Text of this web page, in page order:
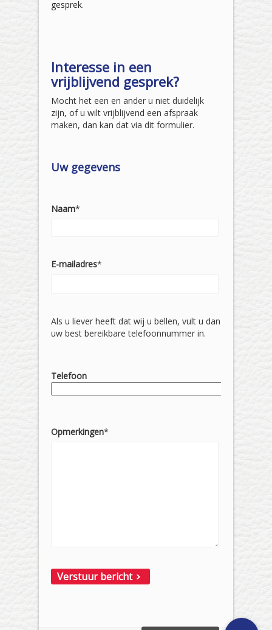
gesprek.
Interesse in een
vrijblijvend gesprek?
Mocht het een en ander u niet duidelijk
zijn, of u wilt vrijblijvend een afspraak
maken, dan kan dat via dit formulier.
Uw gegevens
Naam*
E-mailadres*
Als u liever heeft dat wij u bellen, vult u dan
uw best bereikbare telefoonnummer in.
Telefoon
Opmerkingen*